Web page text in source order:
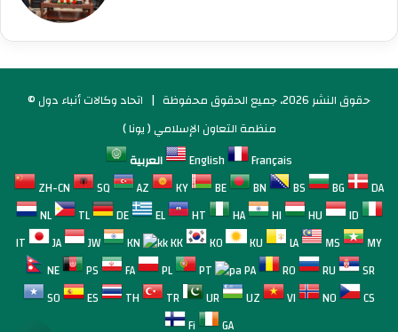
© حقوق النشر 2026، جميع الحقوق محفوظة |
اتحاد وكالات أنباء دول
منظمة التعاون الإسلامي ( يونا )
العربية
English
Français
ZH-CN
SQ AZ KY BE BN BS BG
DA
NL
TL DE EL HT HA HI HU
ID
IT
JA JW KN KK KO KU LA MS
MY
NE
PS FA PL PT PA RO RU
SR
SO
ES TH TR UR UZ VI NO
CS
Fi
GA